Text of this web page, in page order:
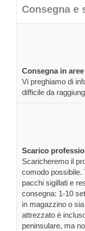
Consegna e
Consegna in
Vi preghiamo di
difficile da
Scarico
Scaricheremo il
comodo possibile.
pacchi sigillati e
consegna: 1-10
in magazzino o
attrezzato è
peninsulare, ma